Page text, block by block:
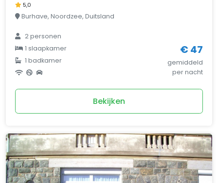
5,0
Burhave, Noordzee, Duitsland
2 personen
1 slaapkamer
1 badkamer
€ 47
gemiddeld
per nacht
Bekijken